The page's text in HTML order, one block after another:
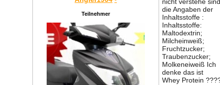
Teilnehmer
nicht verstehe sind
die Angaben der
Inhaltsstoffe :
Inhaltsstoffe:
Maltodextrin;
Milcheinweiß;
Fruchtzucker;
Traubenzucker;
Molkeneiweiß Ich
denke das ist
Whey Protein